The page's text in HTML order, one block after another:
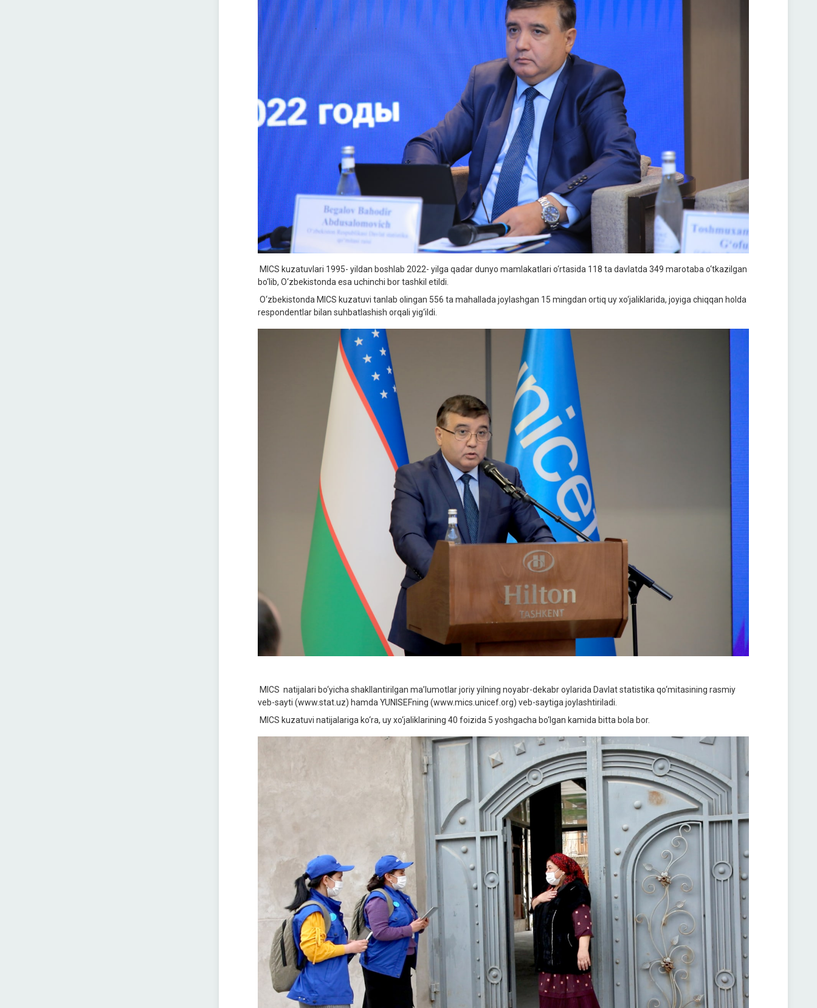
MICS kuzatuvlari 1995- yildan boshlab 2022- yilga qadar dunyo mamlakatlari o‘rtasida 118 ta davlatda 349 marotaba o‘tkazilgan
bo‘lib, O‘zbekistonda esa uchinchi bor tashkil etildi.
O‘zbekistonda MICS kuzatuvi tanlab olingan 556 ta mahallada joylashgan 15 mingdan ortiq uy xo‘jaliklarida, joyiga chiqqan holda
respondentlar bilan suhbatlashish orqali yig‘ildi.
MICS natijalari bo‘yicha shakllantirilgan ma’lumotlar joriy yilning noyabr-dekabr oylarida Davlat statistika qo‘mitasining rasmiy
veb-sayti (www.stat.uz) hamda YUNISEFning (www.mics.unicef.org) veb-saytiga joylashtiriladi.
MICS kuzatuvi natijalariga ko‘ra, uy xo‘jaliklarining 40 foizida 5 yoshgacha bo‘lgan kamida bitta bola bor.